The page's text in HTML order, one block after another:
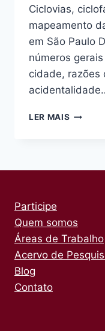
Ciclovias,
mapeamento
em São Paulo
números
cidade, razões
LER MAIS
Participe
Quem somos
Áreas de Trabalho
Acervo de
Blog
Contato